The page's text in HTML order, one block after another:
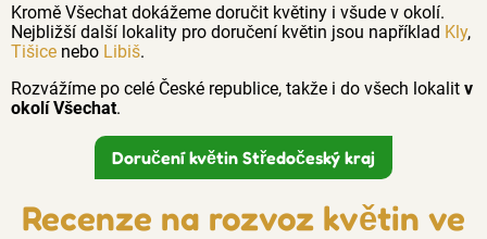
Kromě Všechat dokážeme doručit květiny i všude v okolí.
Nejbližší další lokality pro doručení květin jsou například Kly,
Tišice nebo Libiš.
Rozvážíme po celé České republice, takže i do všech lokalit v
okolí Všechat.
Doručení květin Středočeský kraj
Recenze na rozvoz květin ve